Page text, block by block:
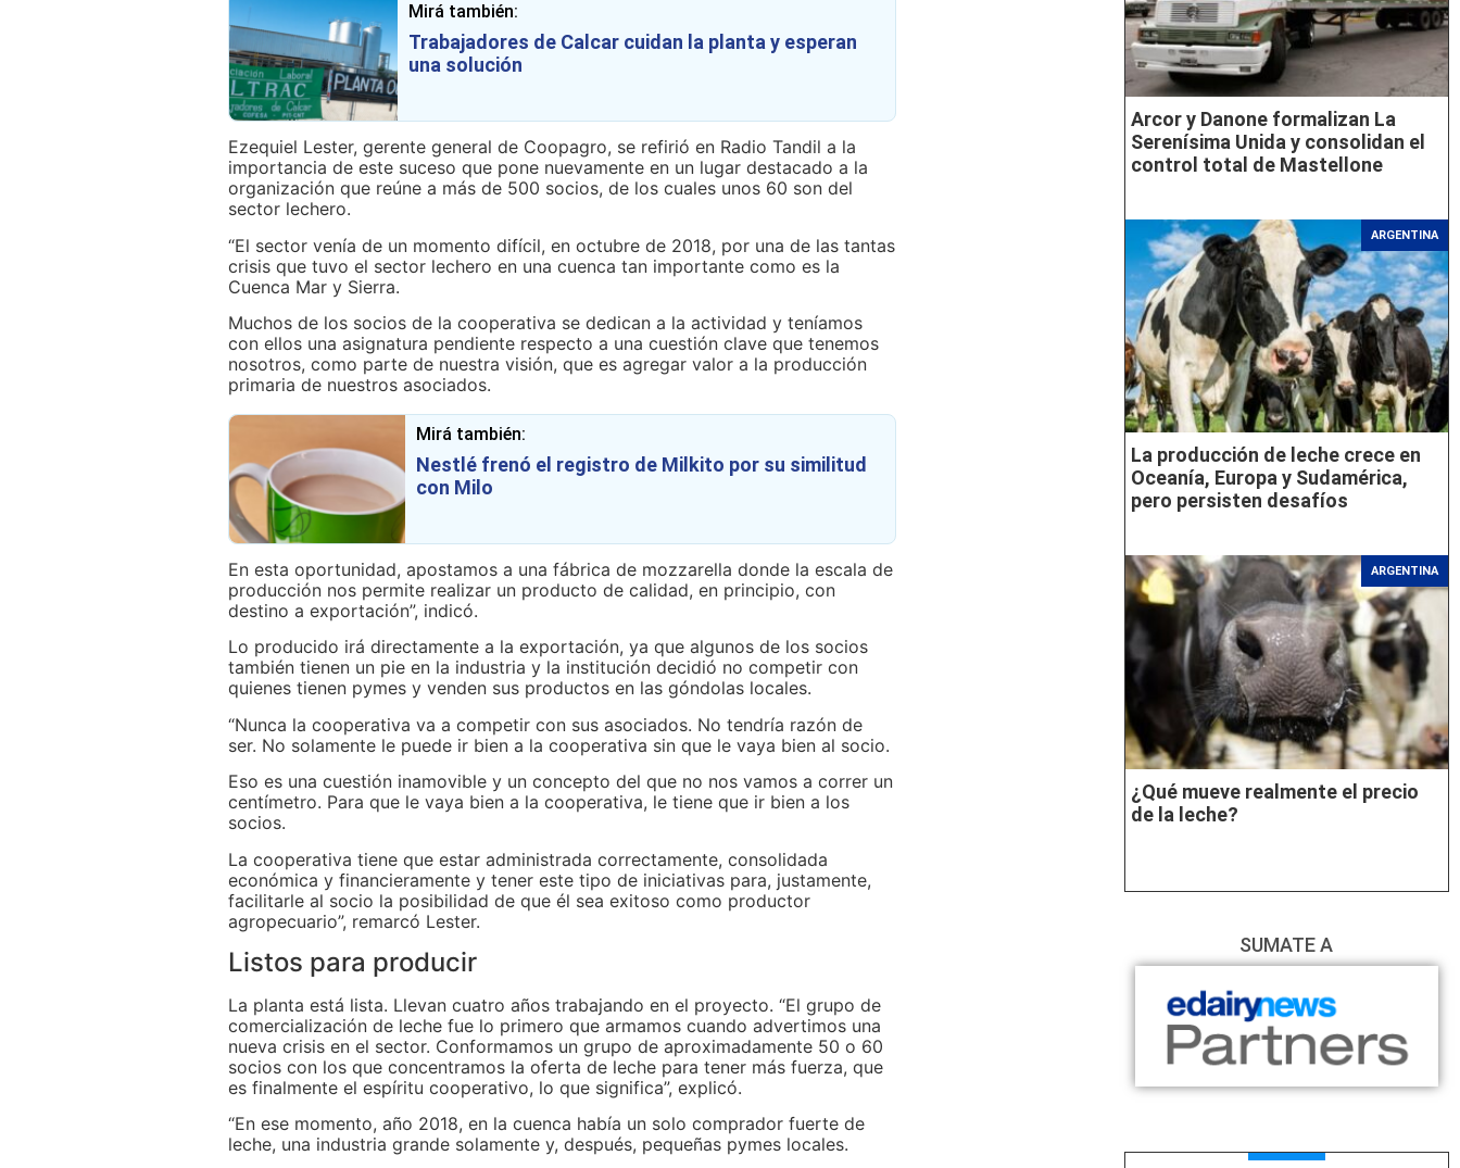
Mirá también:
Trabajadores de Calcar cuidan la planta y esperan
una solución
Ezequiel Lester, gerente general de Coopagro, se refirió en Radio Tandil a la
importancia de este suceso que pone nuevamente en un lugar destacado a la
organización que reúne a más de 500 socios, de los cuales unos 60 son del
sector lechero.
“El sector venía de un momento difícil, en octubre de 2018, por una de las tantas
crisis que tuvo el sector lechero en una cuenca tan importante como es la
Cuenca Mar y Sierra.
Muchos de los socios de la cooperativa se dedican a la actividad y teníamos
con ellos una asignatura pendiente respecto a una cuestión clave que tenemos
nosotros, como parte de nuestra visión, que es agregar valor a la producción
primaria de nuestros asociados.
Mirá también:
Nestlé frenó el registro de Milkito por su similitud
con Milo
En esta oportunidad, apostamos a una fábrica de mozzarella donde la escala de
producción nos permite realizar un producto de calidad, en principio, con
destino a exportación”, indicó.
Lo producido irá directamente a la exportación, ya que algunos de los socios
también tienen un pie en la industria y la institución decidió no competir con
quienes tienen pymes y venden sus productos en las góndolas locales.
“Nunca la cooperativa va a competir con sus asociados. No tendría razón de
ser. No solamente le puede ir bien a la cooperativa sin que le vaya bien al socio.
Eso es una cuestión inamovible y un concepto del que no nos vamos a correr un
centímetro. Para que le vaya bien a la cooperativa, le tiene que ir bien a los
socios.
La cooperativa tiene que estar administrada correctamente, consolidada
económica y financieramente y tener este tipo de iniciativas para, justamente,
facilitarle al socio la posibilidad de que él sea exitoso como productor
agropecuario”, remarcó Lester.
Listos para producir
La planta está lista. Llevan cuatro años trabajando en el proyecto. “El grupo de
comercialización de leche fue lo primero que armamos cuando advertimos una
nueva crisis en el sector. Conformamos un grupo de aproximadamente 50 o 60
socios con los que concentramos la oferta de leche para tener más fuerza, que
es finalmente el espíritu cooperativo, lo que significa”, explicó.
“En ese momento, año 2018, en la cuenca había un solo comprador fuerte de
leche, una industria grande solamente y, después, pequeñas pymes locales.
Arcor y Danone formalizan La
Serenísima Unida y consolidan el
control total de Mastellone
ARGENTINA
La producción de leche crece en
Oceanía, Europa y Sudamérica,
pero persisten desafíos
ARGENTINA
¿Qué mueve realmente el precio
de la leche?
SUMATE A